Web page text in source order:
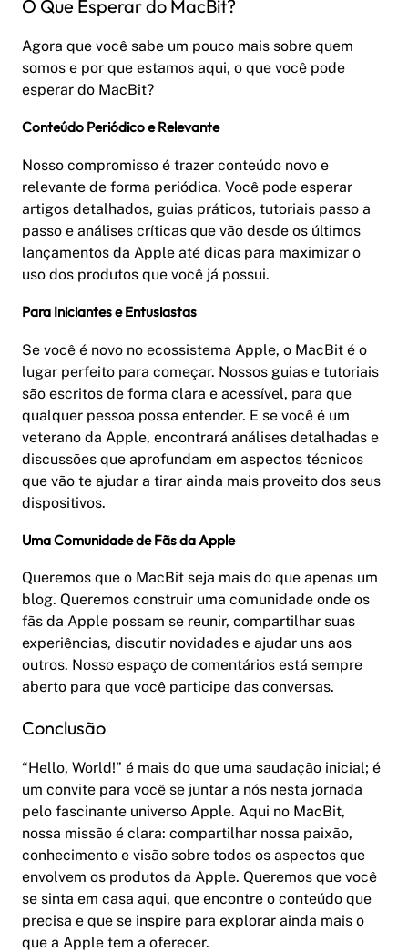
O Que Esperar do MacBit?
Agora que você sabe um pouco mais sobre quem
somos e por que estamos aqui, o que você pode
esperar do MacBit?
Conteúdo Periódico e Relevante
Nosso compromisso é trazer conteúdo novo e
relevante de forma periódica. Você pode esperar
artigos detalhados, guias práticos, tutoriais passo a
passo e análises críticas que vão desde os últimos
lançamentos da Apple até dicas para maximizar o
uso dos produtos que você já possui.
Para Iniciantes e Entusiastas
Se você é novo no ecossistema Apple, o MacBit é o
lugar perfeito para começar. Nossos guias e tutoriais
são escritos de forma clara e acessível, para que
qualquer pessoa possa entender. E se você é um
veterano da Apple, encontrará análises detalhadas e
discussões que aprofundam em aspectos técnicos
que vão te ajudar a tirar ainda mais proveito dos seus
dispositivos.
Uma Comunidade de Fãs da Apple
Queremos que o MacBit seja mais do que apenas um
blog. Queremos construir uma comunidade onde os
fãs da Apple possam se reunir, compartilhar suas
experiências, discutir novidades e ajudar uns aos
outros. Nosso espaço de comentários está sempre
aberto para que você participe das conversas.
Conclusão
“Hello, World!” é mais do que uma saudação inicial; é
um convite para você se juntar a nós nesta jornada
pelo fascinante universo Apple. Aqui no MacBit,
nossa missão é clara: compartilhar nossa paixão,
conhecimento e visão sobre todos os aspectos que
envolvem os produtos da Apple. Queremos que você
se sinta em casa aqui, que encontre o conteúdo que
precisa e que se inspire para explorar ainda mais o
que a Apple tem a oferecer.